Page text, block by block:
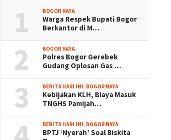
1 BOGOR RAYA
Warga Respek Bupati Bogor
Berkantor di M…
2 BOGOR RAYA
Polres Bogor Gerebek
Gudang Oplosan Gas …
3 BERITA HARI INI, BOGOR RAYA
Kebijakan KLH, Biaya Masuk
TNGHS Pamijah…
BERITA HARI INI, BOGOR RAYA
BPTJ ‘Nyerah’ Soal Biskita